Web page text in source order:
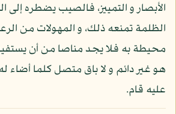
الأبصار و التمييز، فالصيب يضطره إلى
الظلمة تمنعه ذلك، و المهولات من
محيطة به فلا يجد مناصا من أن
هو غير دائم و لا باق متصل كلما أضاء
عليه قام.